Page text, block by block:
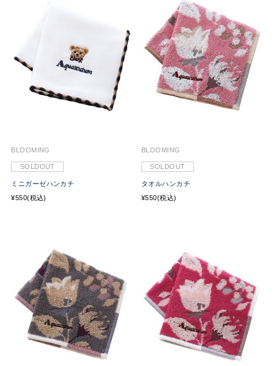
BLOOMING
SOLDOUT
ミニガーゼハンカチ
¥550(税込)
BLOOMING
SOLDOUT
タオルハンカチ
¥550(税込)